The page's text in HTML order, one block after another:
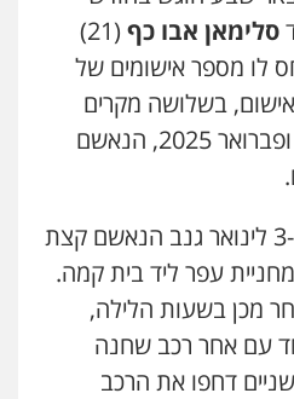
אלימלך
חמורה תעבורה אסירים
לבן פשיעה כלכלית עבירות
נאטור
חמורה מעצרים וחקירות
סלימאן אבו כף
(21)
לו מספר אישומים של
בשלושה מקרים
לפחות בחודשים ינואר ופברואר 2025, הנאשם
נטען כי במקרה אחד ב-3 לינואר גנב הנאשם קצת
עפר ליד בית קמה.
מכן בשעות הלילה,
עם אחר רכב שחנה
דחפו את הרכב